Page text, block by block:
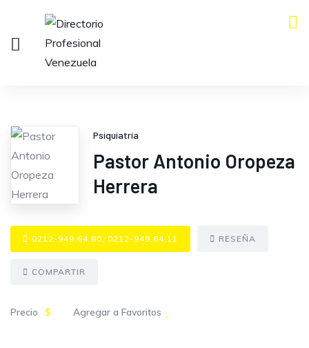
Psiquiatría
Pastor Antonio Oropeza
Herrera
0212-949.64.80, 0212-949.64.11 RESEÑA
COMPARTIR
Precio $ Agregar a Favoritos